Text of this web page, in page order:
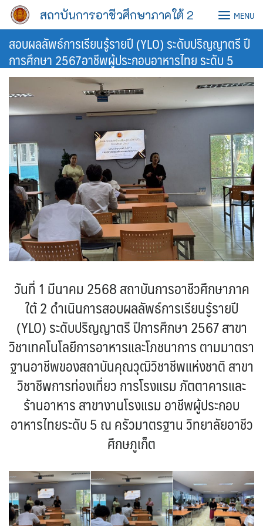
Skip
สถาบันการอาชีวศึกษาภาคใต้ 2 MENU
สอบผลลัพธ์การเรียนรู้รายปี (YLO) ระดับปริญญาตรี ปี
การศึกษา 2567อาชีพผู้ประกอบอาหารไทย ระดับ 5
วันที่ 1 มีนาคม 2568 สถาบันการอาชีวศึกษาภาค
ใต้ 2 ดำเนินการสอบผลลัพธ์การเรียนรู้รายปี
(YLO) ระดับปริญญาตรี ปีการศึกษา 2567 สาขา
วิชาเทคโนโลยีการอาหารและโภชนาการ ตามมาตรา
ฐานอาชีพของสถาบันคุณวุฒิวิชาชีพแห่งชาติ สาขา
วิชาชีพการท่องเที่ยว การโรงแรม ภัตตาคารและ
ร้านอาหาร สาขางานโรงแรม อาชีพผู้ประกอบ
อาหารไทยระดับ 5 ณ ครัวมาตรฐาน วิทยาลัยอาชีว
ศึกษภูเก็ต